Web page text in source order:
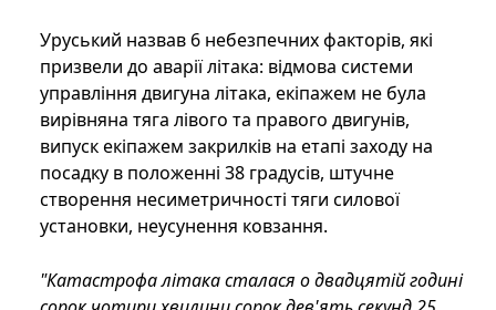
Уруський назвав 6 небезпечних факторів, які
призвели до аварії літака: відмова системи
управління двигуна літака, екіпажем не була
вирівняна тяга лівого та правого двигунів,
випуск екіпажем закрилків на етапі заходу на
посадку в положенні 38 градусів, штучне
створення несиметричності тяги силової
установки, неусунення ковзання.
"Катастрофа літака сталася о двадцятій годині